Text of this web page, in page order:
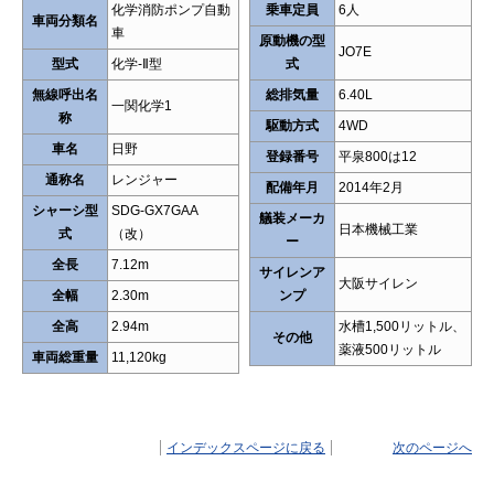
車両分類名
化学消防ポンプ自動
車
型式
化学-Ⅱ型
無線呼出名
称
一関化学1
車名
日野
通称名
レンジャー
シャーシ型
式
SDG-GX7GAA
（改）
全長
7.12m
全幅
2.30m
全高
2.94m
車両総重量
11,120kg
乗車定員
6人
原動機の型
式
JO7E
総排気量
6.40L
駆動方式
4WD
登録番号
平泉800は12
配備年月
2014年2月
艤装メーカ
ー
日本機械工業
サイレンア
ンプ
大阪サイレン
その他
水槽1,500リットル、
薬液500リットル
インデックスページに戻る 次のページへ